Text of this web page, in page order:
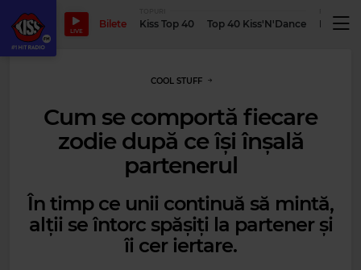
LIVE
Bilete Kiss Top 40 Top 40 Kiss'N'Dance
COOL STUFF
Cum se comportă fiecare
zodie după ce își înșală
partenerul
În timp ce unii continuă să mintă,
alții se întorc spășiți la partener și
îi cer iertare.